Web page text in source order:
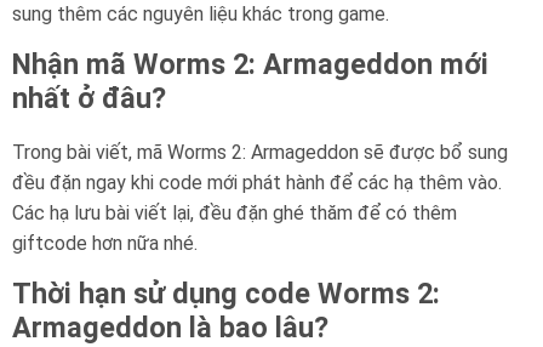
sung thêm các nguyên liệu khác trong game.
Nhận mã Worms 2: Armageddon mới
nhất ở đâu?
Trong bài viết, mã Worms 2: Armageddon sẽ được bổ sung
đều đặn ngay khi code mới phát hành để các hạ thêm vào.
Các hạ lưu bài viết lại, đều đặn ghé thăm để có thêm
giftcode hơn nữa nhé.
Thời hạn sử dụng code Worms 2:
Armageddon là bao lâu?